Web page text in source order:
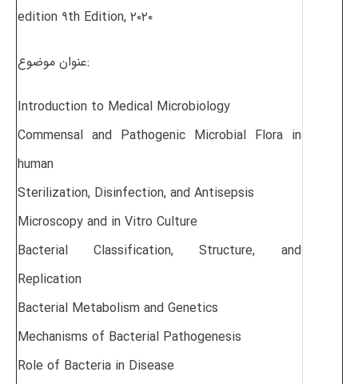
edition ۹th Edition, ۲۰۲۰
عنوان موضوع:
Introduction to Medical Microbiology
Commensal and Pathogenic Microbial Flora in
human
Sterilization, Disinfection, and Antisepsis
Microscopy and in Vitro Culture
Bacterial Classification, Structure, and
Replication
Bacterial Metabolism and Genetics
Mechanisms of Bacterial Pathogenesis
Role of Bacteria in Disease